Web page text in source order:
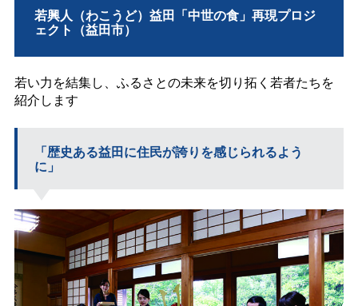
若興人（わこうど）益田「中世の食」再現プロジ
ェクト（益田市）
若い力を結集し、ふるさとの未来を切り拓く若者たちを
紹介します
「歴史ある益田に住民が誇りを感じられるよう
に」